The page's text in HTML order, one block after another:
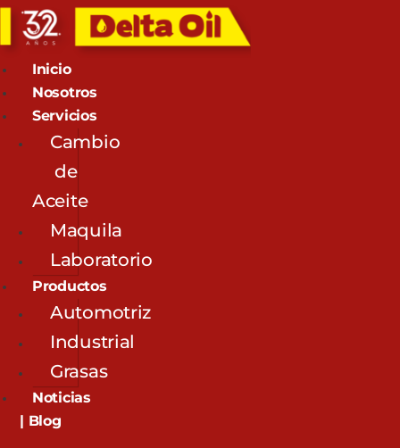
Inicio
Nosotros
Servicios
Cambio
de
Aceite
Maquila
Laboratorio
Productos
Automotriz
Industrial
Grasas
Noticias
| Blog